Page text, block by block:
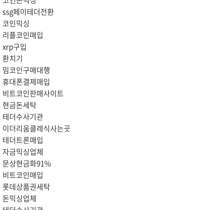
ssg페이테더전환
코인믹싱
리플코인매입
xrp구입
환치기
밈코인구매대행
휴대폰결제매입
비트코인판매사이트
현금돈세탁
테더수사기관
이더리움클레식사는곳
테더트론매입
자금믹싱업체
문상현금화91%
비트코인매입
롯데상품권세탁
돈믹싱업체